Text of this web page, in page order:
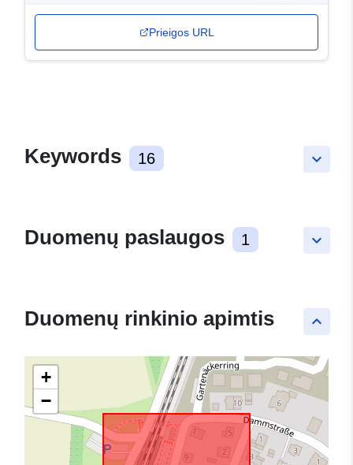
Prieigos URL
keyboard_arrow_down
Keywords 16
keyboard_arrow_down
Duomenų paslaugos 1
keyboard_arrow_up
Duomenų rinkinio apimtis
+
−